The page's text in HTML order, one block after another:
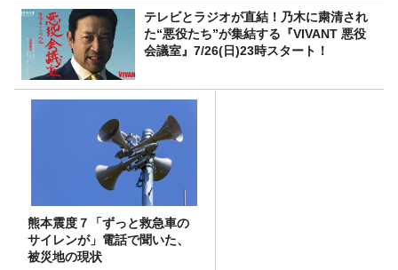
テレビとラジオが直結！乃木に粛清され
た“悪役たち”が集結する『VIVANT 悪役
会議室』7/26(日)23時スタート！
熊本震度７「ずっと救急車の
サイレンが」電話で聞いた、
被災地の現状